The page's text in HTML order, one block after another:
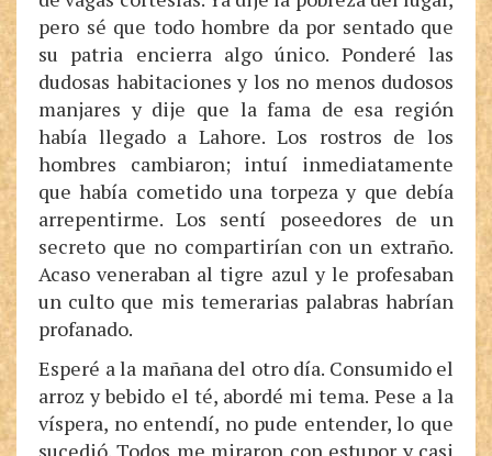
pero sé que todo hombre da por sentado que
su patria encierra algo único. Ponderé las
dudosas habitaciones y los no menos dudosos
manjares y dije que la fama de esa región
había llegado a Lahore. Los rostros de los
hombres cambiaron; intuí inmediatamente
que había cometido una torpeza y que debía
arrepentirme. Los sentí poseedores de un
secreto que no compartirían con un extraño.
Acaso veneraban al tigre azul y le profesaban
un culto que mis temerarias palabras habrían
profanado.
Esperé a la mañana del otro día. Consumido el
arroz y bebido el té, abordé mi tema. Pese a la
víspera, no entendí, no pude entender, lo que
sucedió. Todos me miraron con estupor y casi